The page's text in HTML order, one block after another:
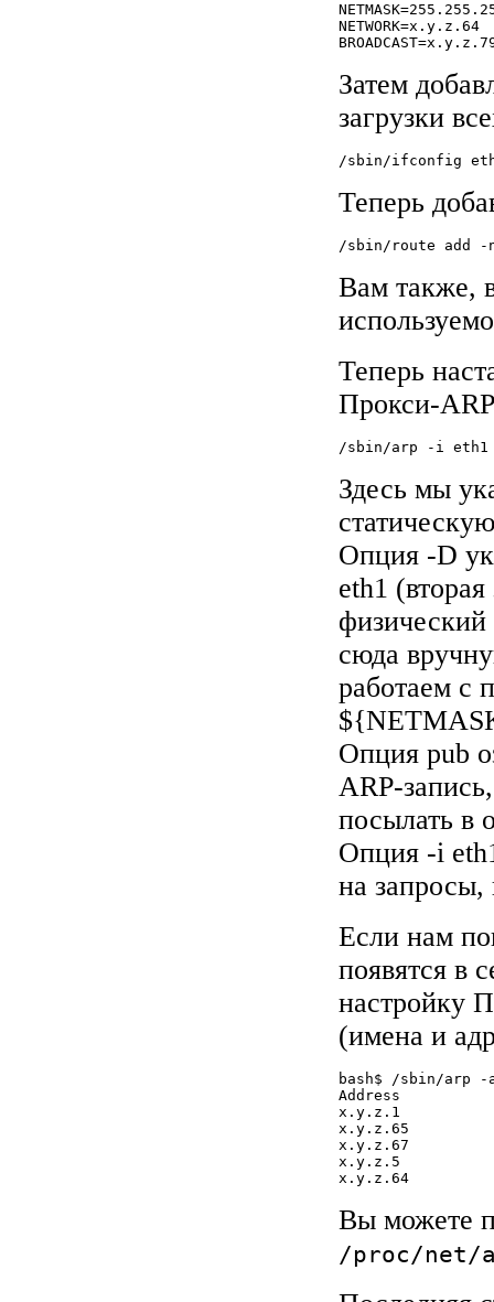
Затем
загрузки
/sbin/ifconfig
Теперь
/sbin/route add -
Вам также,
Теперь
Прокси-
/sbin/arp -i eth1 -
Здесь мы
Опция -D
eth1
физический
сюда
работаем с
Опция pub
ARP-
посылать в
Опция -i
на
Если нам
появятся в
настройку
(имена и
bash$ /sbin/arp -
Address
x.y.z.1
x.y.z.65
x.y.z.67
x.y.z.5
x.y.z.64
Вы можете
/proc/net/